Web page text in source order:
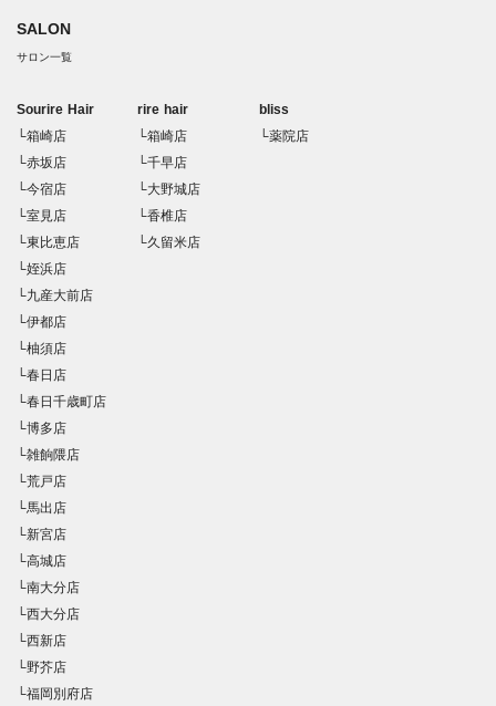
SALON
サロン一覧
Sourire Hair
└箱崎店
└赤坂店
└今宿店
└室見店
└東比恵店
└姪浜店
└九産大前店
└伊都店
└柚須店
└春日店
└春日千歳町店
└博多店
└雑餉隈店
└荒戸店
└馬出店
└新宮店
└高城店
└南大分店
└西大分店
└西新店
└野芥店
└福岡別府店
rire hair
└箱崎店
└千早店
└大野城店
└香椎店
└久留米店
bliss
└薬院店